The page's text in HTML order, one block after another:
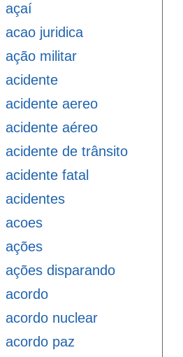
açaí
acao juridica
ação militar
acidente
acidente aereo
acidente aéreo
acidente de trânsito
acidente fatal
acidentes
acoes
ações
ações disparando
acordo
acordo nuclear
acordo paz